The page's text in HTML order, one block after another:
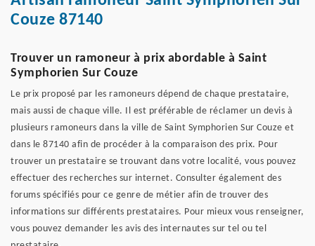
Couze 87140
Trouver un ramoneur à prix abordable à Saint
Symphorien Sur Couze
Le prix proposé par les ramoneurs dépend de chaque prestataire,
mais aussi de chaque ville. Il est préférable de réclamer un devis à
plusieurs ramoneurs dans la ville de Saint Symphorien Sur Couze et
dans le 87140 afin de procéder à la comparaison des prix. Pour
trouver un prestataire se trouvant dans votre localité, vous pouvez
effectuer des recherches sur internet. Consulter également des
forums spécifiés pour ce genre de métier afin de trouver des
informations sur différents prestataires. Pour mieux vous renseigner,
vous pouvez demander les avis des internautes sur tel ou tel